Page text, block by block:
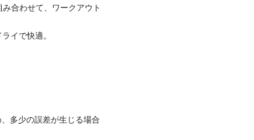
合わせて、ワークアウト
イで快適。
多少の誤差が生じる場合